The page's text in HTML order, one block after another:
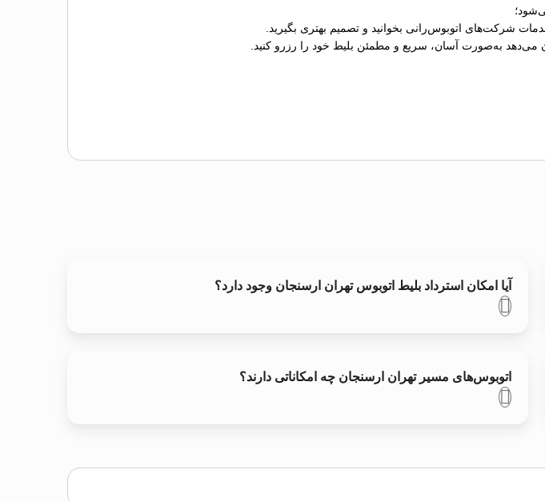
شرکت‌های اتوبوس‌رانی بخوانید و تصمیم بهتری بگیرید.
می‌دهد به‌صورت آسان، سریع و مطمئن بلیط خود را رزرو کنید.
آیا امکان استرداد بلیط اتوبوس تهران ارسنجان وجود دارد؟
اتوبوس‌های مسیر تهران ارسنجان چه امکاناتی دارند؟